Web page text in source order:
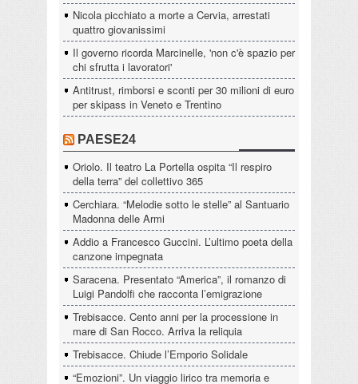
Nicola picchiato a morte a Cervia, arrestati
quattro giovanissimi
Il governo ricorda Marcinelle, 'non c'è spazio per
chi sfrutta i lavoratori'
Antitrust, rimborsi e sconti per 30 milioni di euro
per skipass in Veneto e Trentino
PAESE24
Oriolo. Il teatro La Portella ospita “Il respiro
della terra” del collettivo 365
Cerchiara. “Melodie sotto le stelle” al Santuario
Madonna delle Armi
Addio a Francesco Guccini. L’ultimo poeta della
canzone impegnata
Saracena. Presentato “America”, il romanzo di
Luigi Pandolfi che racconta l’emigrazione
Trebisacce. Cento anni per la processione in
mare di San Rocco. Arriva la reliquia
Trebisacce. Chiude l’Emporio Solidale
“Emozioni”. Un viaggio lirico tra memoria e